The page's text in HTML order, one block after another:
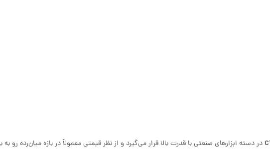
در دسته ابزارهای صنعتی با قدرت بالا قرار می‌گیرد و از نظر قیمتی معمولاً در بازه میان‌رده رو به